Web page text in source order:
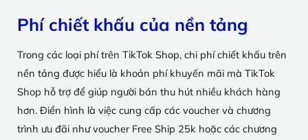
Phí chiết khấu của nền tảng
Trong các loại phí trên TikTok Shop, chi phí chiết khấu trên
nền tảng được hiểu là khoản phí khuyến mãi mà TikTok
Shop hỗ trợ để giúp người bán thu hút nhiều khách hàng
hơn. Điển hình là việc cung cấp các voucher và chương
trình ưu đãi như voucher Free Ship 25k hoặc các chương